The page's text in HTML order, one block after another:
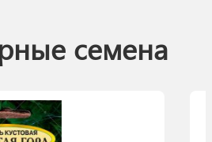
семена